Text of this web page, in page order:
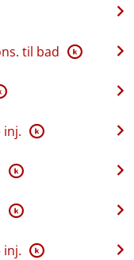
til bad K
inj. K
K
K
inj. K